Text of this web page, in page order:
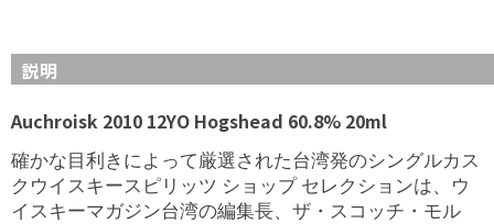
説明
Auchroisk 2010 12YO Hogshead 60.8% 20ml
確かな目利きによって厳選された台湾発のシングルカス
クウイスキースピリッツ ショップ セレクションは、ウ
イスキーマガジン台湾の編集長、ザ・スコッチ・モル